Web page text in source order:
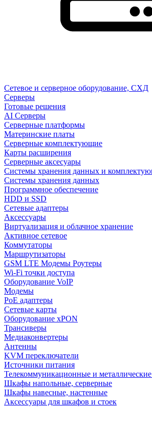
Сетевое и серверное оборудование, СХД
Cерверы
Готовые решения
AI Серверы
Серверные платформы
Материнские платы
Серверные комплектующие
Карты расширения
Серверные аксесуары
Системы хранения данных и
Системы хранения данных
Программное обеспечение
HDD и SSD
Сетевые адаптеры
Аксессуары
Виртуализация и облачное хранение
Активное сетевое
Коммутаторы
Маршрутизаторы
GSM LTE Модемы Роутеры
Wi-Fi точки доступа
Оборудование VoIP
Модемы
PoE адаптеры
Сетевые карты
Оборудование xPON
Трансиверы
Медиаконвертеры
Антенны
KVM переключатели
Источники питания
Телекоммуникационные и
Шкафы напольные, серверные
Шкафы навесные, настенные
Аксессуары для шкафов и стоек